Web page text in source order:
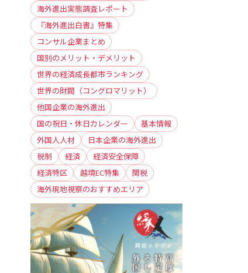
海外進出実態調査レポート
『海外進出白書』特集
コンサル企業まとめ
国別のメリット・デメリット
世界の経済成長都市ランキング
世界の財閥（コングロマリット）
他国企業の海外進出
国の祝日・休日カレンダー
基本情報
外国人人材
日本企業の海外進出
税制
経済
経済安全保障
経済特区
越境EC特集
関税
海外現地視察のおすすめエリア